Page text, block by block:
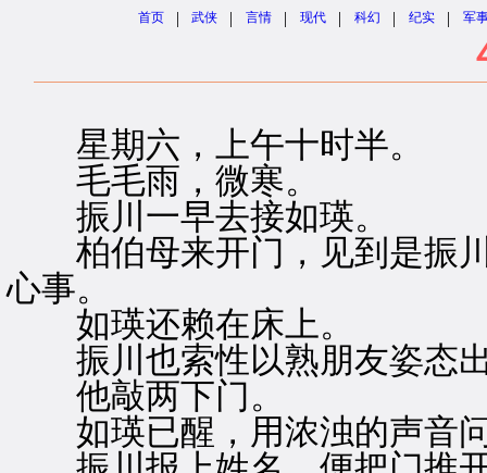
首页 | 武侠 | 言情 | 现代 | 科幻 | 纪实 | 军
星期六，上午十时半。
毛毛雨，微寒。
振川一早去接如瑛。
柏伯母来开门，见到是振川
心事。
如瑛还赖在床上。
振川也索性以熟朋友姿态出
他敲两下门。
如瑛已醒，用浓浊的声音